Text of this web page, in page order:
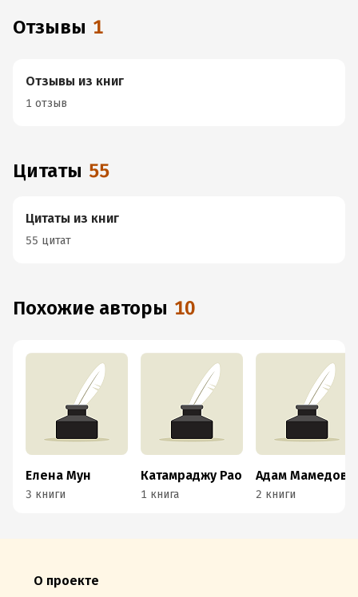
Отзывы 1
Отзывы из книг
1 отзыв
Цитаты 55
Цитаты из книг
55 цитат
Похожие авторы 10
Елена Мун
3 книги
Катамраджу Рао
1 книга
Адам Мамедов
2 книги
О проекте